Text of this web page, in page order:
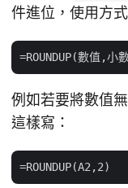
件進位，使用方式
例如若要將數值
這樣寫：